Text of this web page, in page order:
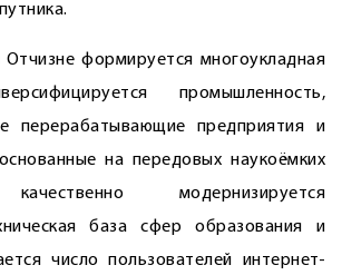
формируется многоукладная
промышленность,
перерабатывающие предприятия и
на передовых наукоёмких
модернизируется
база сфер образования и
число пользователей интернет-